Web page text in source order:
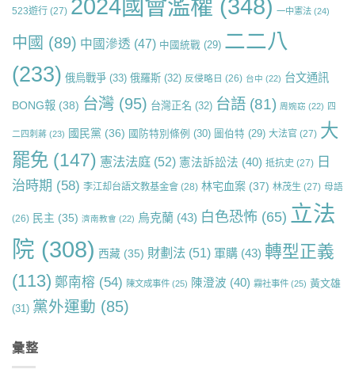
523遊行 (27) 2024國會濫權 (348) 一中憲法 (24)
中國 (89) 中國滲透 (47) 中國統戰 (29) 二二八
(233) 俄烏戰爭 (33) 俄羅斯 (32) 反侵略日 (26) 台中 (22) 台文通訊
BONG報 (38) 台灣 (95) 台灣正名 (32) 台語 (81) 周婉窈 (22) 四
二四刺蔣 (23) 國民黨 (36) 國防特別條例 (30) 圖伯特 (29) 大法官 (27) 大
罷免 (147) 憲法法庭 (52) 憲法訴訟法 (40) 抵抗史 (27) 日
治時期 (58) 李江却台語文教基金會 (28) 林宅血案 (37) 林茂生 (27) 母語
(26) 民主 (35) 濟南教會 (22) 烏克蘭 (43) 白色恐怖 (65) 立法
院 (308) 西藏 (35) 財劃法 (51) 軍購 (43) 轉型正義
(113) 鄭南榕 (54) 陳文成事件 (25) 陳澄波 (40) 霧社事件 (25) 黃文雄
(31) 黨外運動 (85)
彙整